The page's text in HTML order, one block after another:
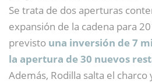
Se trata de dos aperturas
expansión de la cadena para
previsto una inversión de 7
la apertura de 30 nuevos
Además, Rodilla salta el charco